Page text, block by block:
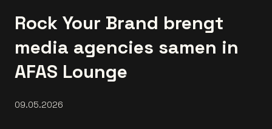
Rock Your Brand brengt
media agencies samen in
AFAS Lounge
09.05.2026